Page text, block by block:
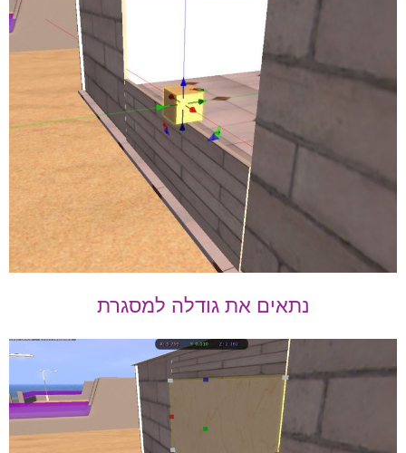
נתאים את גודלה למסגרת